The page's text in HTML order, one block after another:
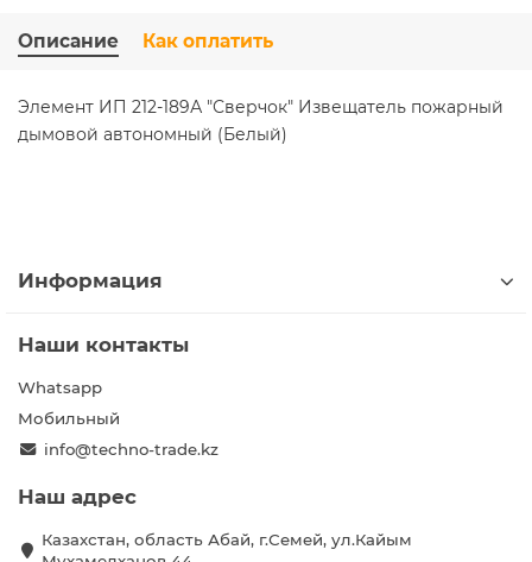
Описание Как оплатить
Элемент ИП 212-189А "Сверчок" Извещатель пожарный
дымовой автономный (Белый)
Информация
Наши контакты
Whatsapp
Мобильный
info@techno-trade.kz
Наш адрес
Казахстан, область Абай, г.Семей, ул.Кайым